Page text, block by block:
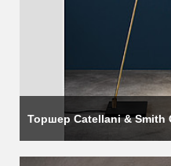
Торшер Catellani & Smith